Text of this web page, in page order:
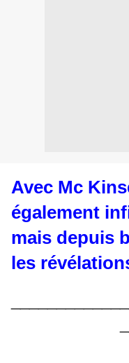
Avec Mc
également
mais depuis
les